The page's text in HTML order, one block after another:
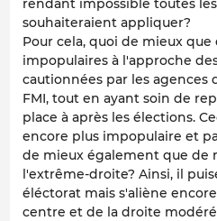
rendant impossible toutes
souhaiteraient appliquer?
Pour cela, quoi de mieux
impopulaires à l'approche
cautionnées par les agences
FMI, tout en ayant soin de
place à après les élections.
encore plus impopulaire et
de mieux également que de
l'extrême-droite? Ainsi, il
éléctorat mais s'aliène
centre et de la droite